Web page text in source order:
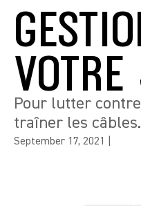
Pour lutter
traîner les
September 17, 2021